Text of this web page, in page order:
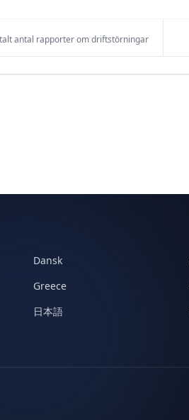
antal rapporter om driftstörningar
Dansk
Greece
日本語